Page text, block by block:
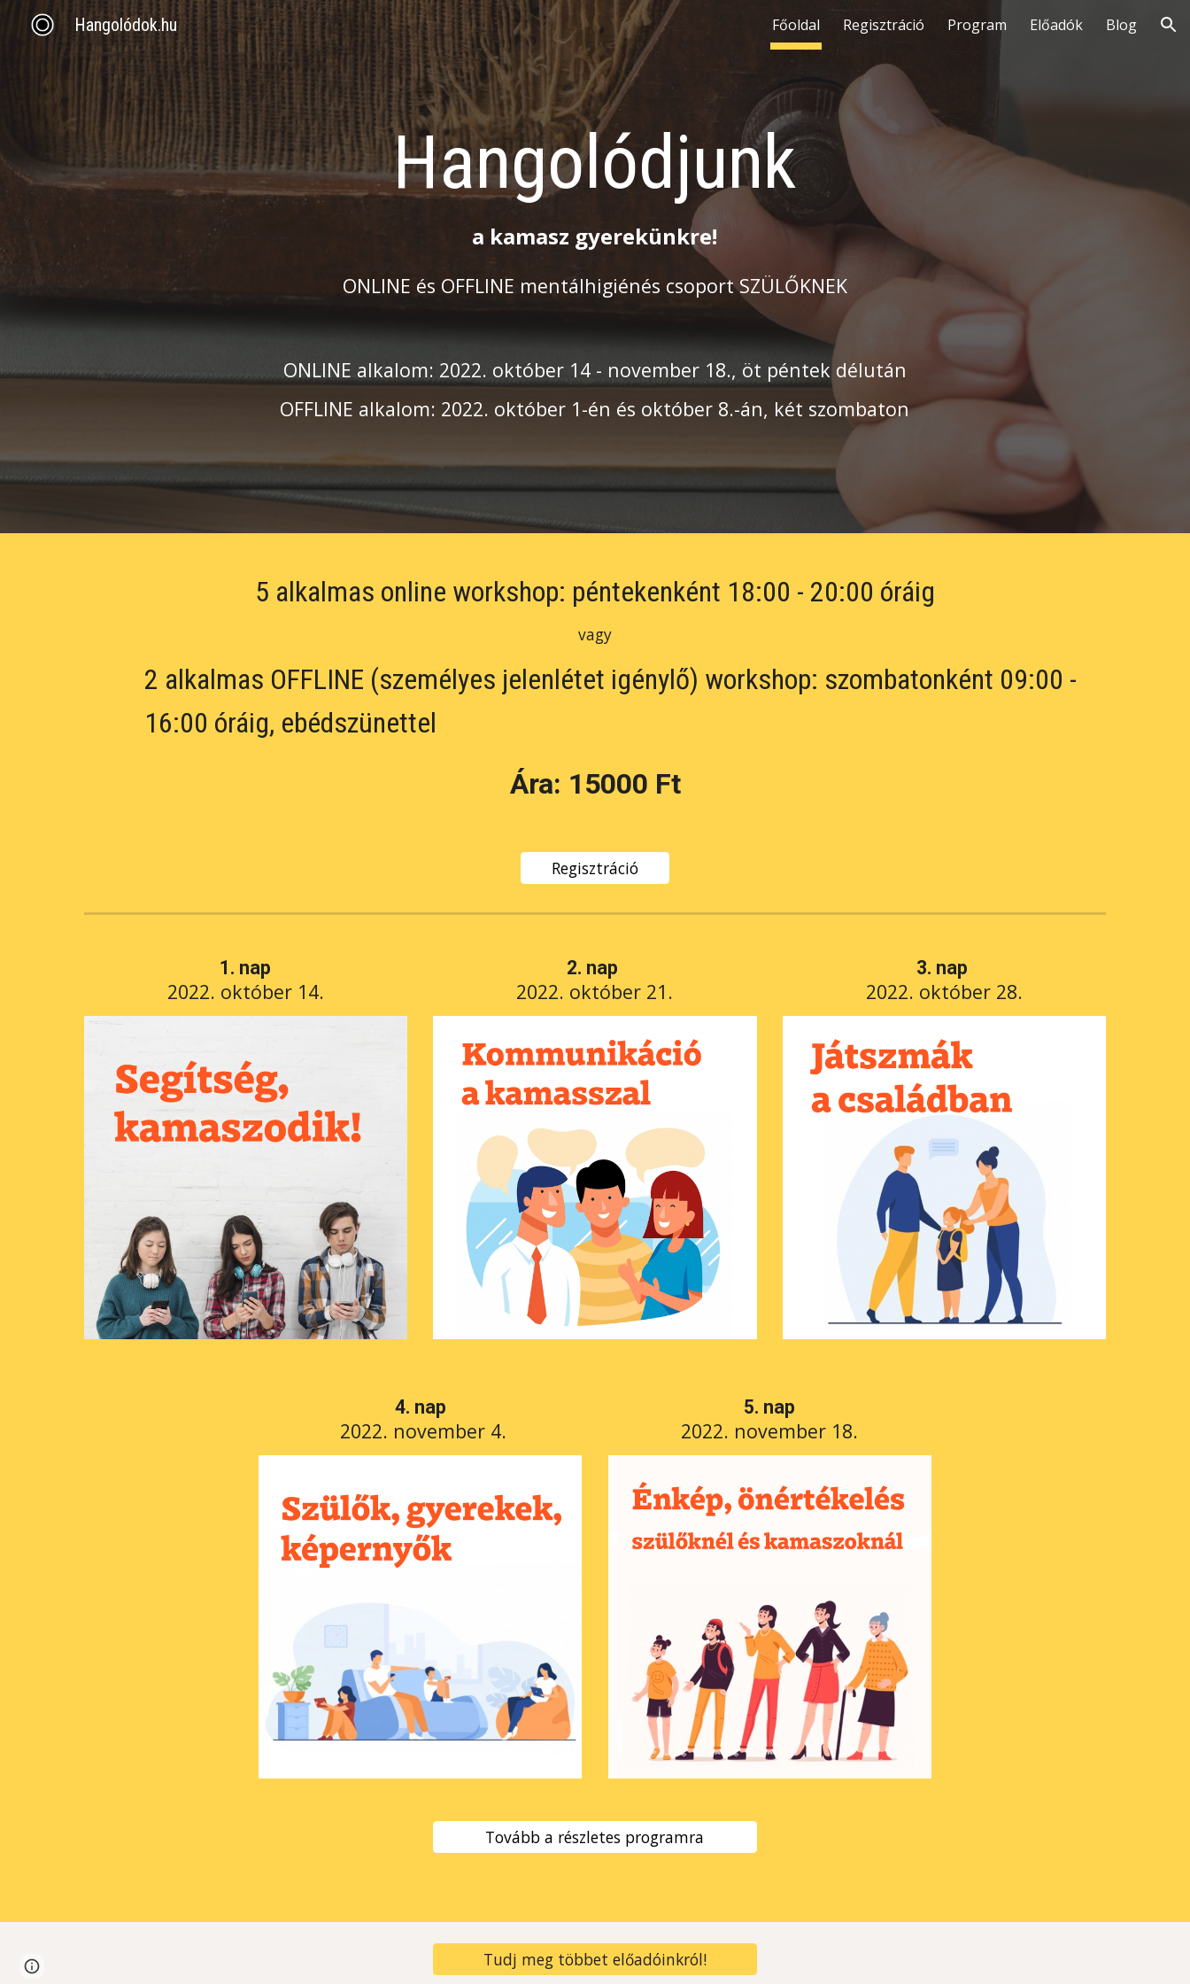
Skip to main content Skip to navigation
Hangolódok.hu Főoldal Regisztráció Program Előadók Blog
Hangolódjunk
a kamasz gyerekünkre!
ONLINE és OFFLINE mentálhigiénés csoport SZÜLŐKNEK
ONLINE alkalom: 2022. október 14 - november 18., öt péntek délután
OFFLINE alkalom: 2022. október 1-én és október 8.-án, két szombaton
5 alkalmas online workshop: péntekenként 18:00 - 20:00 óráig
vagy
2 alkalmas OFFLINE (személyes jelenlétet igénylő) workshop: szombatonként 09:00 -
16:00 óráig, ebédszünettel
Ára: 15000 Ft
Regisztráció
1. nap
2022. október 14.
2. nap
2022. október 21.
3. nap
2022. október 28.
4. nap
2022. november 4.
5. nap
2022. november 18.
Tovább a részletes programra
Tudj meg többet előadóinkról!